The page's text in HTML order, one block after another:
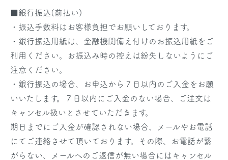
■銀行振込(前払い)
・振込手数料はお客様負担でお願いしております。
・銀行振込用紙は、金融機関備え付けのお振込用紙をご
利用ください。お振込み時の控えは紛失しないようにご
注意ください。
・銀行振込の場合、お申込から７日以内のご入金をお願
いいたします。７日以内にご入金のない場合、ご注文は
キャンセル扱いとさせていただきます。
期日までにご入金が確認されない場合、メールやお電話
にてご連絡させて頂いております。その際、お電話が繋
がらない、メールへのご返信が無い場合にはキャンセル